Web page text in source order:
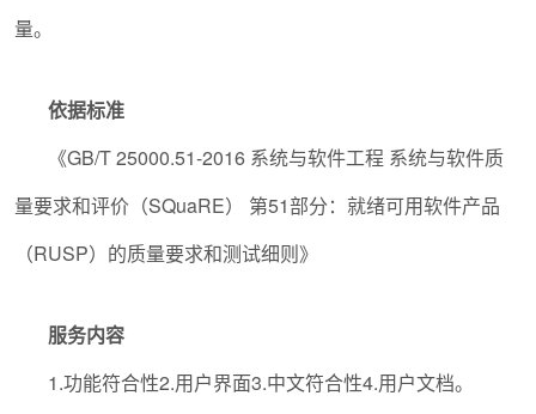
量。
依据标准
《GB/T 25000.51-2016 系统与软件工程 系统与软件质
量要求和评价（SQuaRE） 第51部分：就绪可用软件产品
（RUSP）的质量要求和测试细则》
服务内容
1.功能符合性2.用户界面3.中文符合性4.用户文档。